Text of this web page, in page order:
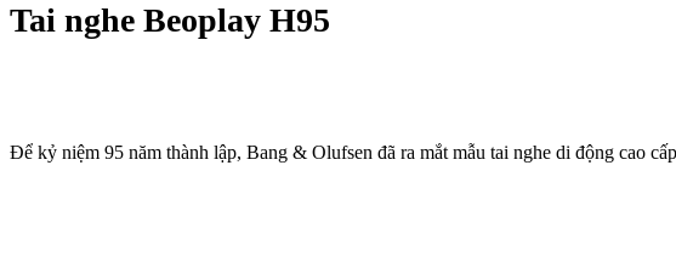
Tai nghe Beoplay H95
Để kỷ niệm 95 năm thành lập, Bang & Olufsen đã ra mắt mẫu tai nghe di động cao